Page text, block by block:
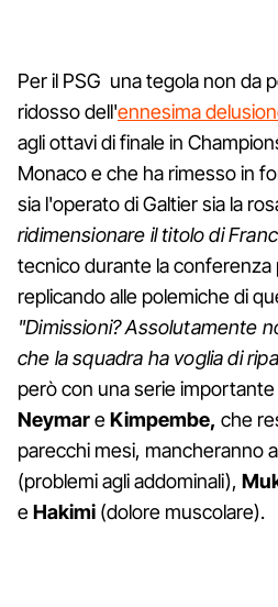
Per il PSG una tegola non da
ridosso dell'ennesima
agli ottavi di finale in
Monaco e che ha rimesso in
sia l'operato di Galtier sia la
ridimensionare il titolo di
tecnico durante la conferenza
replicando alle polemiche di
"Dimissioni? Assolutamente
che la squadra ha voglia di
però con una serie
NeymareKimpembe, che
parecchi mesi, mancheranno
(problemi agli addominali),
eHakimi (dolore muscolare).